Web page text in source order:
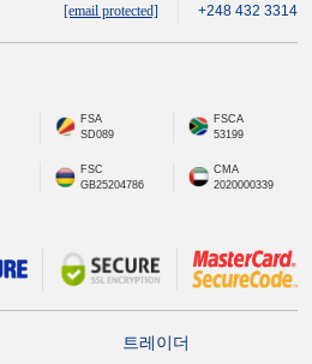
[email protected] +248 432 3314
FSA
SD089
FSCA
53199
FSC
GB25204786
CMA
2020000339
트레이더